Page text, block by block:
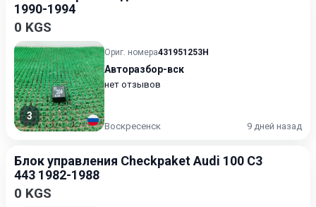
1990-1994
0 KGS
3
Ориг. номера431951253H
Авторазбор-вск
нет отзывов
Воскресенск 9 дней назад
Блок управления Checkpaket Audi 100 C3
443 1982-1988
0 KGS